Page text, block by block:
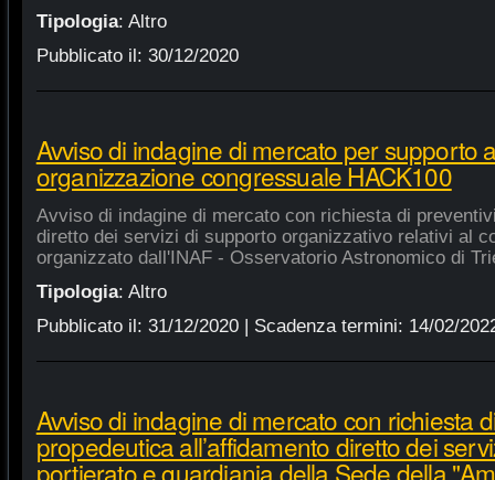
Tipologia: Altro
Pubblicato il: 30/12/2020
Avviso di indagine di mercato per supporto
organizzazione congressuale HACK100
Avviso di indagine di mercato con richiesta di
diretto dei servizi di supporto organizzativo relativi al
organizzato dall'INAF - Osservatorio Astronomico di
Tipologia: Altro
Pubblicato il: 31/12/2020| Scadenza termini: 14/02/
Avviso di indagine di mercato con richiesta
propedeutica all’affidamento diretto dei
portierato e guardiania della Sede della